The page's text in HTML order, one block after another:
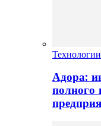
Технологии
Адора: